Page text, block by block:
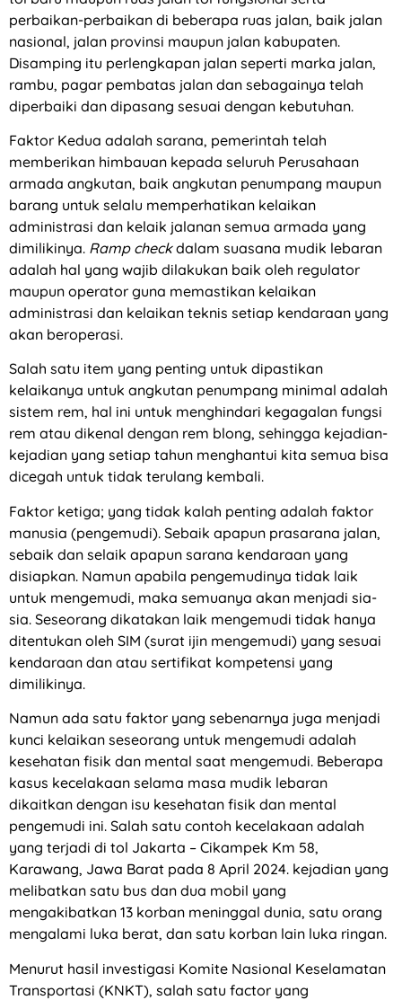
perbaikan-perbaikan di beberapa ruas jalan, baik jalan
nasional, jalan provinsi maupun jalan kabupaten.
Disamping itu perlengkapan jalan seperti marka jalan,
rambu, pagar pembatas jalan dan sebagainya telah
diperbaiki dan dipasang sesuai dengan kebutuhan.
Faktor Kedua adalah sarana, pemerintah telah
memberikan himbauan kepada seluruh Perusahaan
armada angkutan, baik angkutan penumpang maupun
barang untuk selalu memperhatikan kelaikan
administrasi dan kelaik jalanan semua armada yang
dimilikinya. Ramp checkdalam suasana mudik lebaran
adalah hal yang wajib dilakukan baik oleh regulator
maupun operator guna memastikan kelaikan
administrasi dan kelaikan teknis setiap kendaraan yang
akan beroperasi.
Salah satu item yang penting untuk dipastikan
kelaikanya untuk angkutan penumpang minimal adalah
sistem rem, hal ini untuk menghindari kegagalan fungsi
rem atau dikenal dengan rem blong, sehingga kejadian-
kejadian yang setiap tahun menghantui kita semua bisa
dicegah untuk tidak terulang kembali.
Faktor ketiga; yang tidak kalah penting adalah faktor
manusia (pengemudi). Sebaik apapun prasarana jalan,
sebaik dan selaik apapun sarana kendaraan yang
disiapkan. Namun apabila pengemudinya tidak laik
untuk mengemudi, maka semuanya akan menjadi sia-
sia. Seseorang dikatakan laik mengemudi tidak hanya
ditentukan oleh SIM (surat ijin mengemudi) yang sesuai
kendaraan dan atau sertifikat kompetensi yang
dimilikinya.
Namun ada satu faktor yang sebenarnya juga menjadi
kunci kelaikan seseorang untuk mengemudi adalah
kesehatan fisik dan mental saat mengemudi. Beberapa
kasus kecelakaan selama masa mudik lebaran
dikaitkan dengan isu kesehatan fisik dan mental
pengemudi ini. Salah satu contoh kecelakaan adalah
yang terjadi di tol Jakarta – Cikampek Km 58,
Karawang, Jawa Barat pada 8 April 2024. kejadian yang
melibatkan satu bus dan dua mobil yang
mengakibatkan 13 korban meninggal dunia, satu orang
mengalami luka berat, dan satu korban lain luka ringan.
Menurut hasil investigasi Komite Nasional Keselamatan
Transportasi (KNKT), salah satu factor yang